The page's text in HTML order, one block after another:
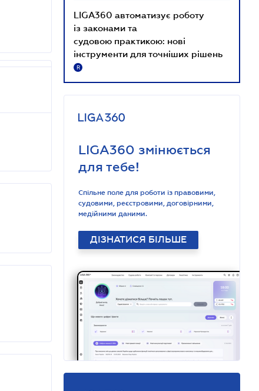
LIGA360 автоматизує роботу
із законами та
судовою практикою: нові
інструменти для точніших рішень
R
LIGA360 змінюється
для тебе!
Спільне поле для роботи із правовими,
судовими, реєстровими, договірними,
медійними даними.
ДІЗНАТИСЯ БІЛЬШЕ